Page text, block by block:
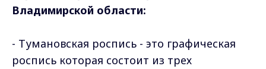
Владимирской области:
- Тумановская роспись - это графическая
роспись которая состоит из трех